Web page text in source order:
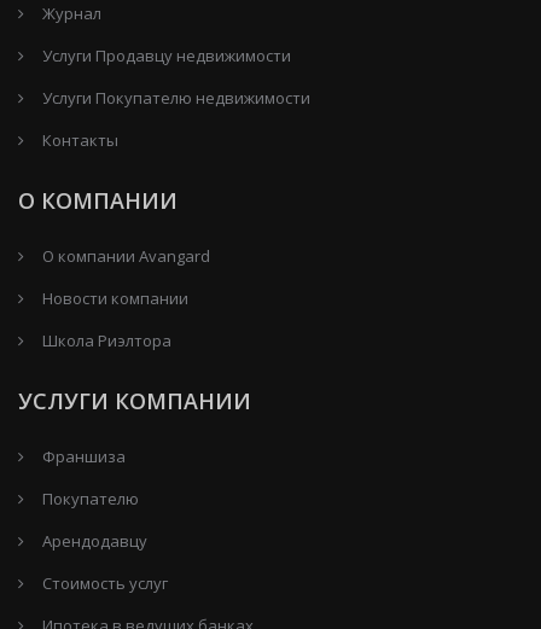
Журнал
Услуги Продавцу недвижимости
Услуги Покупателю недвижимости
Контакты
О КОМПАНИИ
О компании Avangard
Новости компании
Школа Риэлтора
УСЛУГИ КОМПАНИИ
Франшиза
Покупателю
Арендодавцу
Стоимость услуг